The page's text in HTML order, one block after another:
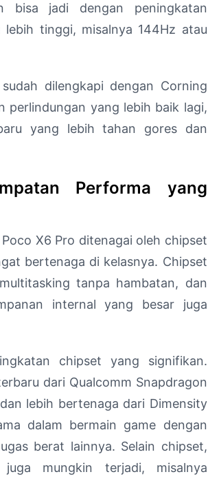
bisa jadi dengan peningkatan
tinggi, misalnya 144Hz atau
dilengkapi dengan Corning
perlindungan yang lebih baik lagi,
yang lebih tahan gores dan
Performa yang
X6 Pro ditenagai oleh chipset
bertenaga di kelasnya. Chipset
tanpa hambatan, dan
internal yang besar juga
chipset yang signifikan.
dari Qualcomm Snapdragon
lebih bertenaga dari Dimensity
dalam bermain game dengan
berat lainnya. Selain chipset,
mungkin terjadi, misalnya